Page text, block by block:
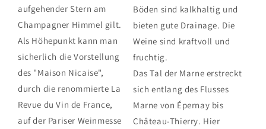
aufgehender Stern am
Champagner Himmel gilt.
Als Höhepunkt kann man
sicherlich die Vorstellung
des "Maison Nicaise",
durch die renommierte La
Revue du Vin de France,
auf der Pariser Weinmesse
Böden sind kalkhaltig und
bieten gute Drainage. Die
Weine sind kraftvoll und
fruchtig.
Das Tal der Marne erstreckt
sich entlang des Flusses
Marne von Épernay bis
Château-Thierry. Hier